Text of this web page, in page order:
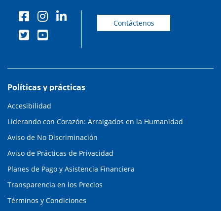
Contáctenos
Políticas y prácticas
Accesibilidad
Liderando con Corazón: Arraigados en la Humanidad
Aviso de No Discriminación
Aviso de Prácticas de Privacidad
Planes de Pago y Asistencia Financiera
Transparencia en los Precios
Términos y Condiciones